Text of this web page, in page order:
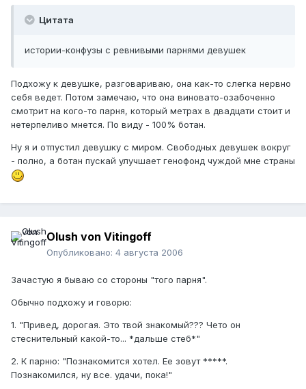
Цитата
истории-конфузы с ревнивыми парнями девушек
Подхожу к девушке, разговариваю, она как-то слегка нервно
себя ведет. Потом замечаю, что она виновато-озабоченно
смотрит на кого-то парня, который метрах в двадцати стоит и
нетерпеливо мнется. По виду - 100% ботан.
Ну я и отпустил девушку с миром. Свободных девушек вокруг
- полно, а ботан пускай улучшает генофонд чуждой мне страны
Olush von Vitingoff
Опубликовано: 4 августа 2006
Зачастую я бываю со стороны "того парня".
Обычно подхожу и говорю:
1. "Привед, дорогая. Это твой знакомый??? Чето он
стеснительный какой-то... *дальше стеб*"
2. К парню: "Познакомится хотел. Ее зовут *****.
Познакомился, ну все. удачи, пока!"